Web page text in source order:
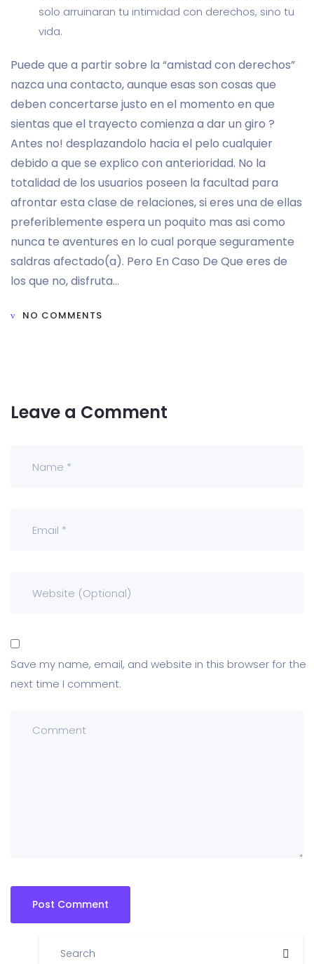
solo arruinaran tu intimidad con derechos, sino tu
vida.
Puede que a partir sobre la “amistad con derechos”
nazca una contacto, aunque esas son cosas que
deben concertarse justo en el momento en que
sientas que el trayecto comienza a dar un giro ?
Antes no! desplazandolo hacia el pelo cualquier
debido a que se explico con anterioridad. No la
totalidad de los usuarios poseen la facultad para
afrontar esta clase de relaciones, si eres una de ellas
preferiblemente espera un poquito mas asi­ como
nunca te aventures en lo cual porque seguramente
saldras afectado(a). Pero En Caso De Que eres de
los que no, disfruta…
NO COMMENTS
Leave a Comment
Save my name, email, and website in this browser for the
next time I comment.